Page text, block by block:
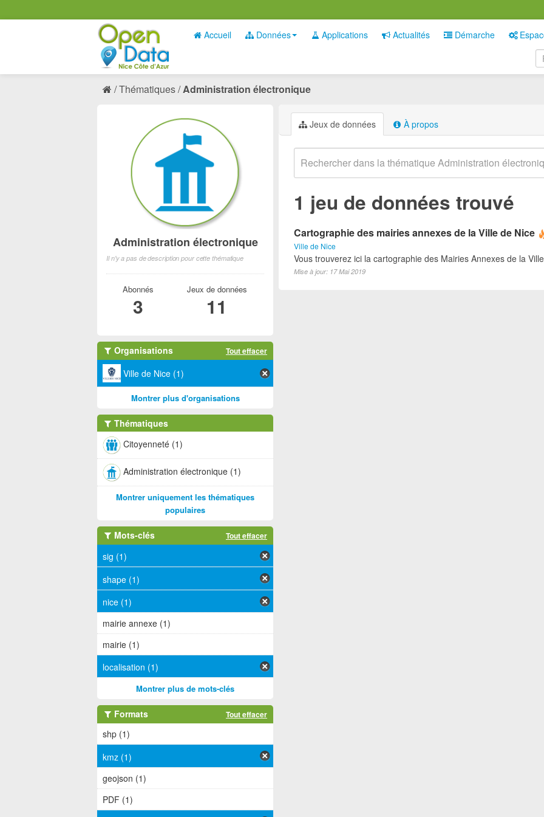
Accueil Données Applications Actualités Démarche
Thématiques Administration électronique
Jeux de données À propos
1 jeu de données trouvé
Cartographie des mairies annexes de la Ville de Nice
Ville de Nice
Vous trouverez ici la cartographie des Mairies Annexes de la
Mise à jour: 17 Mai 2019
Administration électronique
Il n'y a pas de description pour cette thématique
Abonnés
3
Jeux de données
11
Organisations Tout effacer
Ville de Nice (1)
Montrer plus d'organisations
Thématiques
Citoyenneté (1)
Administration électronique (1)
Montrer uniquement les thématiques
populaires
Mots-clés Tout effacer
sig (1)
shape (1)
nice (1)
mairie annexe (1)
mairie (1)
localisation (1)
Montrer plus de mots-clés
Formats Tout effacer
shp (1)
kmz (1)
geojson (1)
PDF (1)